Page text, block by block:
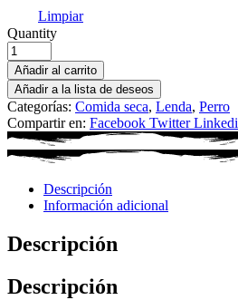
Limpiar
Quantity
Añadir al carrito
Añadir a la lista de deseos
Categorías: Comida seca, Lenda, Perro
Compartir en: Facebook Twitter
Descripción
Información adicional
Descripción
Descripción